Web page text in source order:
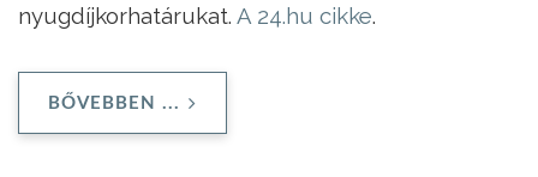
nyugdíjkorhatárukat. A 24.hu cikke.
BŐVEBBEN ...